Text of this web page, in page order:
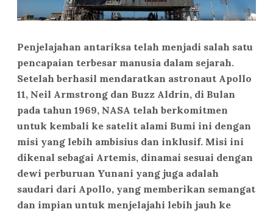
Penjelajahan antariksa telah menjadi salah satu
pencapaian terbesar manusia dalam sejarah.
Setelah berhasil mendaratkan astronaut Apollo
11, Neil Armstrong dan Buzz Aldrin, di Bulan
pada tahun 1969, NASA telah berkomitmen
untuk kembali ke satelit alami Bumi ini dengan
misi yang lebih ambisius dan inklusif. Misi ini
dikenal sebagai Artemis, dinamai sesuai dengan
dewi perburuan Yunani yang juga adalah
saudari dari Apollo, yang memberikan semangat
dan impian untuk menjelajahi lebih jauh ke